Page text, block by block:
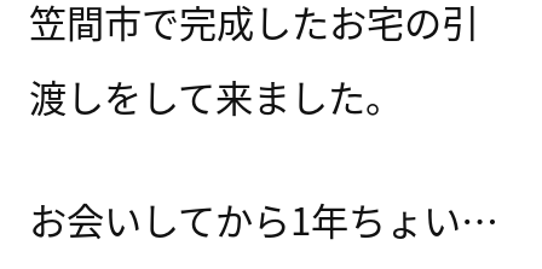
笠間市で完成したお宅の引
渡しをして来ました。
お会いしてから1年ちょい…